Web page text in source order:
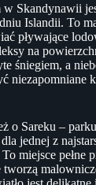
Skandynawii
Islandii. To
pływające
na
śniegiem, a
niezapomniane
o Sareku –
jednej z
miejsce pełne